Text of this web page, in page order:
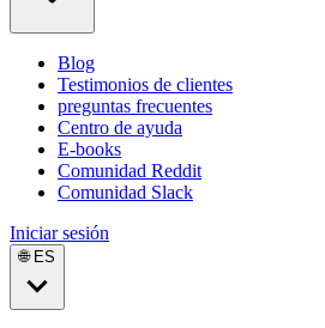
Blog
Testimonios de clientes
preguntas frecuentes
Centro de ayuda
E-books
Comunidad Reddit
Comunidad Slack
Iniciar sesión
🌐 ES